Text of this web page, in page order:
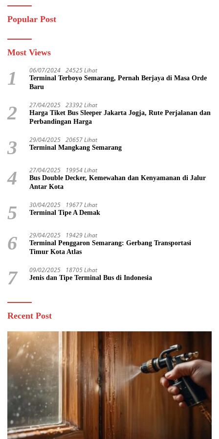
Popular Post
Most Views
1 06/07/2024 24525 Lihat
Terminal Terboyo Semarang, Pernah Berjaya di Masa Orde
Baru
2 27/04/2025 23392 Lihat
Harga Tiket Bus Sleeper Jakarta Jogja, Rute Perjalanan dan
Perbandingan Harga
3 29/04/2025 20657 Lihat
Terminal Mangkang Semarang
4 27/04/2025 19954 Lihat
Bus Double Decker, Kemewahan dan Kenyamanan di Jalur
Antar Kota
5 30/04/2025 19677 Lihat
Terminal Tipe A Demak
6 29/04/2025 19429 Lihat
Terminal Penggaron Semarang: Gerbang Transportasi
Timur Kota Atlas
7 09/02/2025 18705 Lihat
Jenis dan Tipe Terminal Bus di Indonesia
Recent Post